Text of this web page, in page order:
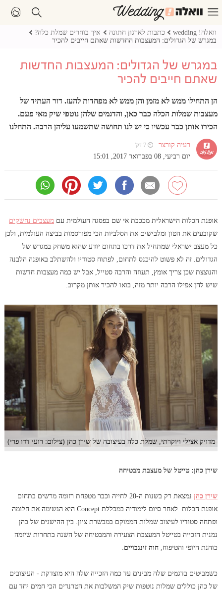
וואלה! wedding כתבות לארגון חתונה
איך בוחרים שמלת כלה?
במגרש של הגדולים: המעצבות החדשות שאתם חייבים להכיר
במגרש של הגדולים: המעצבות החדשות
שאתם חייבים להכיר
הן התחילו ממש לא מזמן והן ממש לא מפחדות להעז. דור העתיד של
מעצבות שמלות הכלה כבר כאן, והדגמים שלהן נוטפי שיק מאי פעם.
הכירו אותן כבר עכשיו כי יש לנו תחושה שתשמעו עליהן הרבה. התחלנו
רעיה קורצר ⏲ 7 דק'
יום רביעי, 08 בפברואר 2017, 15:01
אופנת הכלות הישראלית מככבת אי שם בפסגה העולמית עם מעצבים נחשקים
שקובעים את הטון ומלבישים את הסלביות הכי מפורסמות בביצה העולמית, ולכן
כל מעצב ישראלי שמתחיל את דרכו בתחום יודע שהוא משחק במגרש של
הגדולים. זה לא פשוט להיכנס לתחום, לפתוח סטודיו ולהשתלב באופנה הלבנה
והנוצצת שכן צריך אומץ, תעוזה והרבה סטייל, אבל יש כמה מעצבות חדשות
שיש להן אפילו הרבה יותר מזה, בואו להכיר אותן מקרוב.
מדויק אצילי ויוקרתי, שמלת כלה בעיצובה של שירן כהן (צילום: רועי דדו פרי)
שירן כהן: טייטל של מעצבת מבטיחה
שירן כהן
נמצאת רק בשנות ה-20 לחייה וכבר מטפחת רזומה מרשים בתחום
אופנת הכלות. לאחר סיום לימודיה במכללת Concept היא הגשימה את חלומה
ופתחה סטודיו לעיצוב שמלות הממוקם במבשרת ציון. בין ההישגים של כהן
נמנית הזכייה בטייטל המעצבת הצעירה והמבטיחה של השנה בתחרות שיזמה
כוהנת היופי והטיפוח, חוה זינגבויים
כשמביטים בדגמים שלה מבינים עד כמה הזכייה שלה היא מוצדקת - העיצובים
של כהן כוללים שמלות נוטפות שיק המשלבות את הטרנדים הכי חמים יחד עם